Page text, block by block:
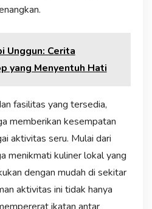
Unggun: Cerita
yang Menyentuh Hati
fasilitas yang tersedia,
memberikan kesempatan
aktivitas seru. Mulai dari
menikmati kuliner lokal yang
dengan mudah di sekitar
aktivitas ini tidak hanya